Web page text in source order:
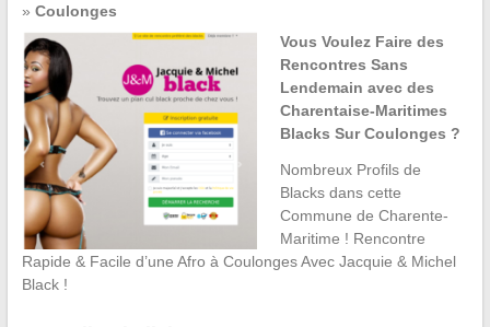
» Coulonges
Vous Voulez Faire des
Rencontres Sans
Lendemain avec des
Charentaise-Maritimes
Blacks Sur Coulonges ?
Nombreux Profils de
Blacks dans cette
Commune de Charente-
Maritime ! Rencontre
Rapide & Facile d’une Afro à Coulonges Avec Jacquie & Michel
Black !